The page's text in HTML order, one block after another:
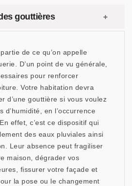
gouttières
de ce qu’on appelle
D’un point de vu générale,
pour renforcer
Votre habitation devra
d’une gouttière si vous voulez
d’humidité, en l’occurrence
effet, c’est ce dispositif qui
des eaux pluviales ainsi
Leur absence peut fragiliser
maison, dégrader vos
fissurer votre façade et
la pose ou le changement